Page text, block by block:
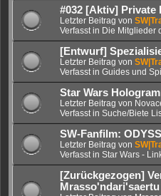
#032 [Aktiv] Private
Letzter Beitrag von
Verfasst in Die Mitglieder
[Entwurf]
Letzter Beitrag von
Verfasst in Guides und
Star Wars
Letzter Beitrag von
Verfasst in Suche/Biete
SW-Fanfilm:
Letzter Beitrag von
Verfasst in Star Wars -
[Zurückgezogen]
Mrasso'ndari'saertu